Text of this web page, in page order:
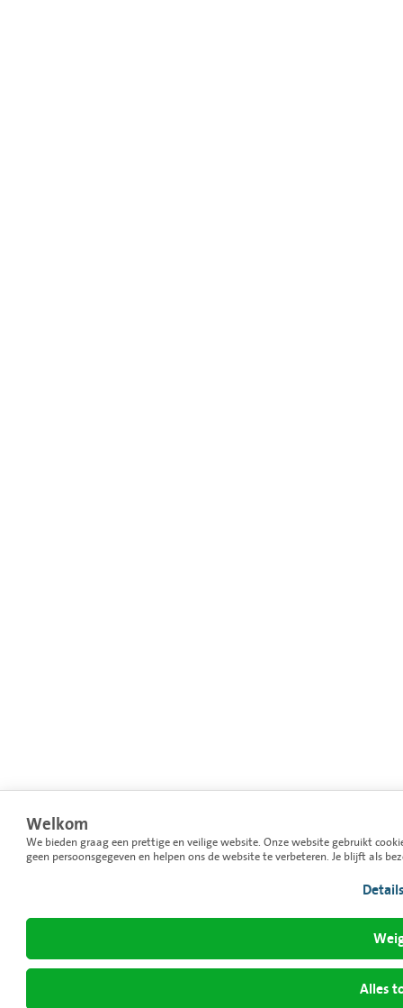
Welkom
We bieden graag een prettige en veilige website. Onze website gebruikt
geen persoonsgegeven en helpen ons de website te verbeteren. Je blijft als
Alles